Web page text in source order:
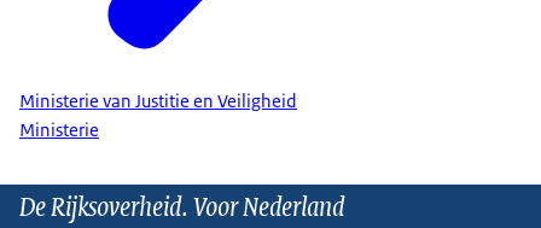
Ministerie van Justitie en Veiligheid
Ministerie
De Rijksoverheid. Voor Nederland